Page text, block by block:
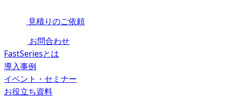
見積りのご依頼
お問合わせ
FastSeriesとは
導入事例
イベント・セミナー
お役立ち資料